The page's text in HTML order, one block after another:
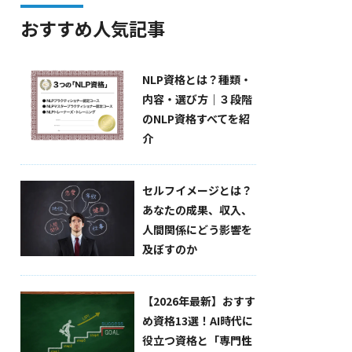
おすすめ人気記事
NLP資格とは？種類・
内容・選び方｜３段階
のNLP資格すべてを紹
介
セルフイメージとは？
あなたの成果、収入、
人間関係にどう影響を
及ぼすのか
【2026年最新】おすす
め資格13選！AI時代に
役立つ資格と「専門性